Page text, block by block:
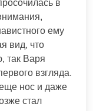
в
ему
вид, что
так Варя
взгляда.
нос и даже
стал